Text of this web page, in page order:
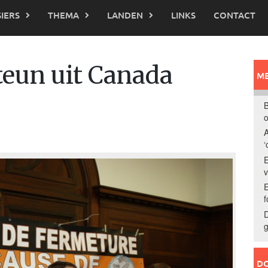
THEMA LANDEN LINKS CONTACT
uit Canada